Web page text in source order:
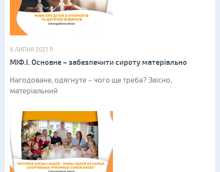
6 ЛИПНЯ 2021 Р.
МІФ.I. Основне – забезпечити сироту матеріально
Нагодоване, одягнуте – чого ще треба? Звісно,
матеріальний